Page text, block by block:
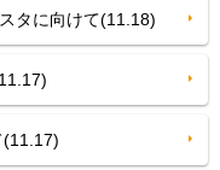
タに向けて(11.18)